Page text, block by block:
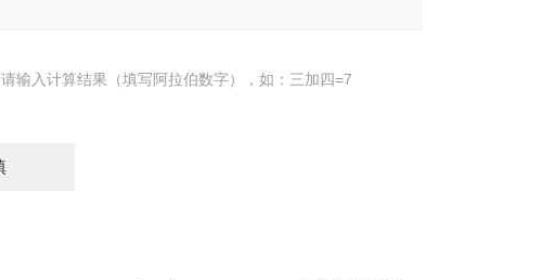
请输入计算结果（填写阿拉伯数字），如：三加四=7